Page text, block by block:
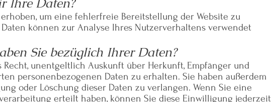
um eine fehlerfreie Bereitstellung der Website zu
können zur Analyse Ihres Nutzerverhaltens verwendet
Sie bezüglich Ihrer Daten?
Recht, unentgeltlich Auskunft über Herkunft, Empfänger und
personenbezogenen Daten zu erhalten. Sie haben außerdem
oder Löschung dieser Daten zu verlangen. Wenn Sie eine
erteilt haben, können Sie diese Einwilligung jederzeit